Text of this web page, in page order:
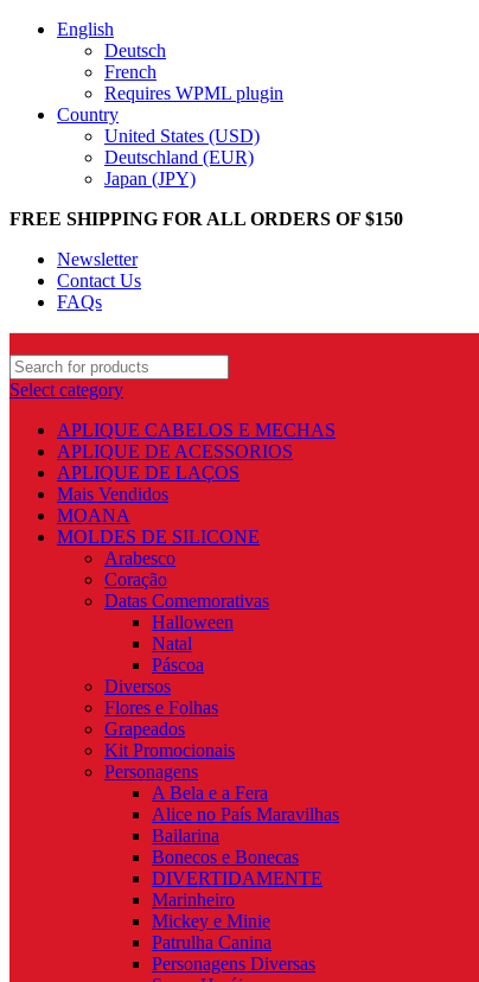
English
Deutsch
French
Requires WPML plugin
Country
United States (USD)
Deutschland (EUR)
Japan (JPY)
FREE SHIPPING FOR ALL ORDERS OF $150
Newsletter
Contact Us
FAQs
Select category
APLIQUE CABELOS E MECHAS
APLIQUE DE ACESSORIOS
APLIQUE DE LAÇOS
Mais Vendidos
MOANA
MOLDES DE SILICONE
Arabesco
Coração
Datas Comemorativas
Halloween
Natal
Páscoa
Diversos
Flores e Folhas
Grapeados
Kit Promocionais
Personagens
A Bela e a Fera
Alice no País Maravilhas
Bailarina
Bonecos e Bonecas
DIVERTIDAMENTE
Marinheiro
Mickey e Minie
Patrulha Canina
Personagens Diversas